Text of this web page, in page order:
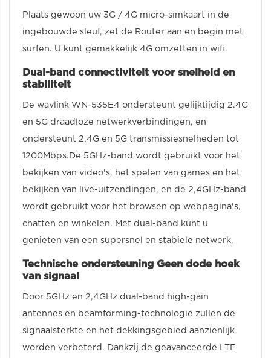
Plaats gewoon uw 3G / 4G micro-simkaart in de
ingebouwde sleuf, zet de Router aan en begin met
surfen. U kunt gemakkelijk 4G omzetten in wifi.
Dual-band connectiviteit voor snelheid en
stabiliteit
De wavlink WN-535E4 ondersteunt gelijktijdig 2.4G
en 5G draadloze netwerkverbindingen, en
ondersteunt 2.4G en 5G transmissiesnelheden tot
1200Mbps.De 5GHz-band wordt gebruikt voor het
bekijken van video's, het spelen van games en het
bekijken van live-uitzendingen, en de 2,4GHz-band
wordt gebruikt voor het browsen op webpagina's,
chatten en winkelen. Met dual-band kunt u
genieten van een supersnel en stabiele netwerk.
Technische ondersteuning Geen dode hoek
van signaal
Door 5GHz en 2,4GHz dual-band high-gain
antennes en beamforming-technologie zullen de
signaalsterkte en het dekkingsgebied aanzienlijk
worden verbeterd. Dankzij de geavanceerde LTE